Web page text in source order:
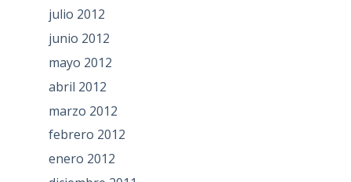
julio 2012
junio 2012
mayo 2012
abril 2012
marzo 2012
febrero 2012
enero 2012